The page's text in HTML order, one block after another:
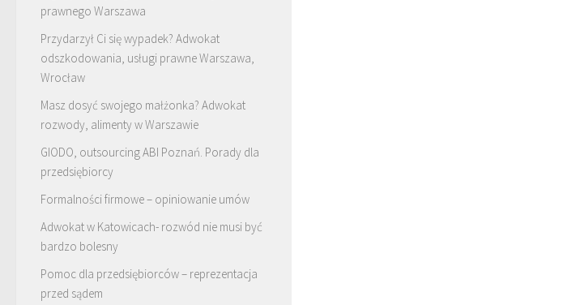
prawnego Warszawa
Przydarzył Ci się wypadek? Adwokat
odszkodowania, usługi prawne Warszawa,
Wrocław
Masz dosyć swojego małżonka? Adwokat
rozwody, alimenty w Warszawie
GIODO, outsourcing ABI Poznań. Porady dla
przedsiębiorcy
Formalności firmowe – opiniowanie umów
Adwokat w Katowicach- rozwód nie musi być
bardzo bolesny
Pomoc dla przedsiębiorców – reprezentacja
przed sądem